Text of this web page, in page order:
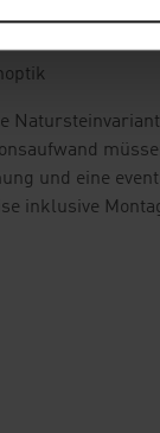
und eine
inklusive